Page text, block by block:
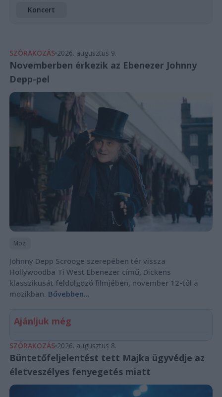
Koncert
SZÓRAKOZÁS 2026. augusztus 9.
Novemberben érkezik az Ebenezer Johnny
Depp-pel
Mozi
Johnny Depp Scrooge szerepében tér vissza
Hollywoodba Ti West Ebenezer című, Dickens
klasszikusát feldolgozó filmjében, november 12-től a
mozikban. Bővebben...
Ajánljuk még
SZÓRAKOZÁS 2026. augusztus 8.
Büntetőfeljelentést tett Majka ügyvédje az
életveszélyes fenyegetés miatt